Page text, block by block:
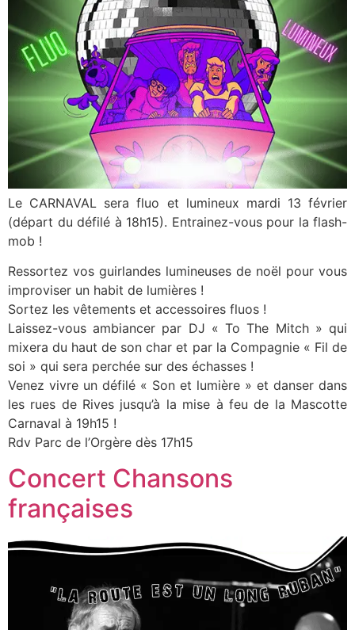
Le CARNAVAL sera fluo et lumineux mardi 13 février
(départ du défilé à 18h15). Entrainez-vous pour la flash-
mob !
Ressortez vos guirlandes lumineuses de noël pour vous
improviser un habit de lumières !
Sortez les vêtements et accessoires fluos !
Laissez-vous ambiancer par DJ « To The Mitch » qui
mixera du haut de son char et par la Compagnie « Fil de
soi » qui sera perchée sur des échasses !
Venez vivre un défilé « Son et lumière » et danser dans
les rues de Rives jusqu’à la mise à feu de la Mascotte
Carnaval à 19h15 !
Rdv Parc de l’Orgère dès 17h15
Concert Chansons
françaises